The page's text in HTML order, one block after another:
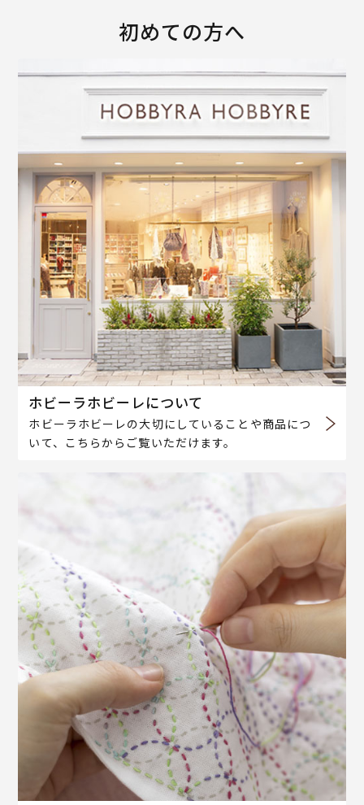
初めての方へ
ホビーラホビーレについて
ホビーラホビーレの大切にしていることや商品につ
いて、こちらからご覧いただけます。